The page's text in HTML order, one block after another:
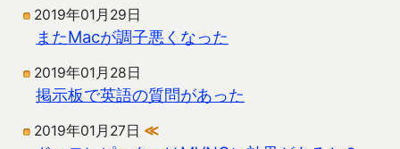
2019年01月29日
またMacが調子悪くなった
2019年01月28日
掲示板で英語の質問があった
2019年01月27日 ≪